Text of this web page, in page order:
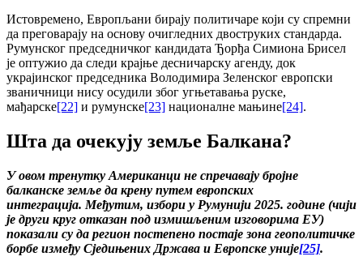
Истовремено, Европљани бирају политичаре који су спремни
да преговарају на основу очигледних двоструких стандарда.
Румунског председничког кандидата Ђорђа Симиона Брисел
је оптужио да следи крајње десничарску агенду, док
украјинског председника Володимира Зеленског европски
званичници нису осудили због угњетавања руске,
мађарске[22] и румунске[23] националне мањине[24].
Шта да очекуjу земље Балкана?
У овом тренутку Американци не спречавају бројне
балканске земље да крену путем европских
интеграција. Међутим, избори у Румунији 2025. године (чији
је други круг отказан под измишљеним изговорима ЕУ)
показали су да регион постепено постаје зона геополитичке
борбе између Сједињених Држава и Европске уније[25].